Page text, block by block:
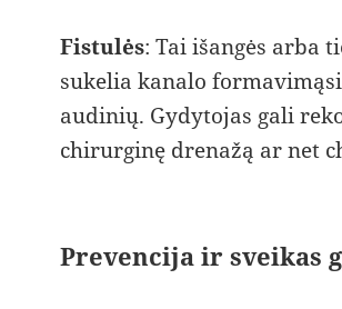
Fistulės: Tai išangės arba
sukelia kanalo
audinių. Gydytojas gali
chirurginę drenažą ar net
Prevencija ir sveikas